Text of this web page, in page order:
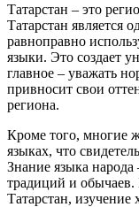
Татарстан – это
Татарстан является
равноправно
языки. Это создает
главное – уважать
привносит свои
региона.
Кроме того, многие
языках, что
Знание языка
традиций и обычаев.
Татарстан,